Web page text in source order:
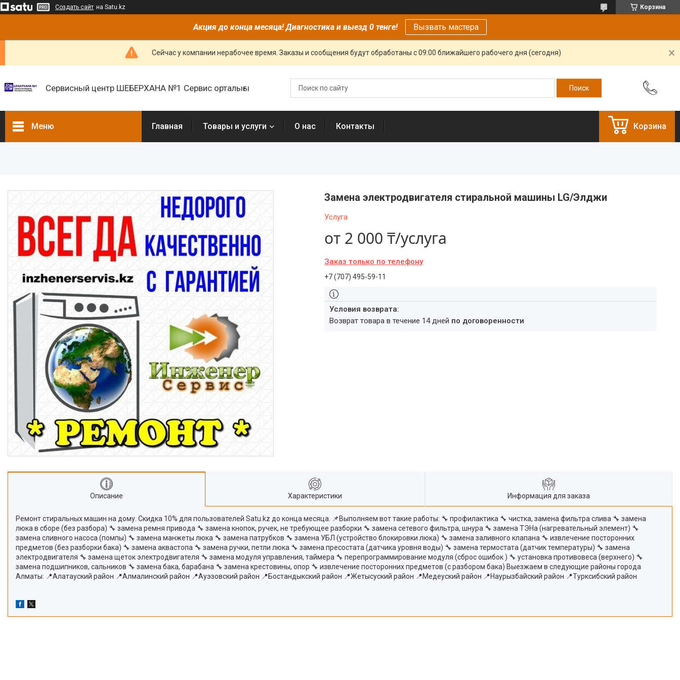
Создать сайт на Satu.kz Корзина
Акция до конца месяца! Диагностика и выезд 0 тенге! Вызвать мастера
Сейчас у компании нерабочее время. Заказы и сообщения будут обработаны с 09:00 ближайшего рабочего дня (сегодня)
Сервисный центр ШЕБЕРХАНА №1 Сервис орталығы
Меню Главная Товары и услуги О нас Контакты Корзина
Замена электродвигателя стиральной машины LG/Элджи
Услуга
от 2 000 ₸/услуга
Заказ только по телефону
+7 (707) 495-59-11
возврат товара в течение 14 дней по договоренности
Описание Характеристики Информация для заказа
Ремонт стиральных машин на дому. Скидка 10% для пользователей Satu.kz до конца месяца. 📌Выполняем вот такие работы: 🔧 профилактика 🔧 чистка, замена фильтра слива 🔧 замена
люка в сборе (без разбора) 🔧 замена ремня привода 🔧 замена кнопок, ручек, не требующее разборки 🔧 замена сетевого фильтра, шнура 🔧 замена ТЭНа (нагревательный элемент) 🔧
замена сливного насоса (помпы) 🔧 замена манжеты люка 🔧 замена патрубков 🔧 замена УБЛ (устройство блокировки люка) 🔧 замена заливного клапана 🔧 извлечение посторонних
предметов (без разборки бака) 🔧 замена аквастопа 🔧 замена ручки, петли люка 🔧 замена пресостата (датчика уровня воды) 🔧 замена термостата (датчик температуры) 🔧 замена
электродвигателя 🔧 замена щеток электродвигателя 🔧 замена модуля управления, таймера 🔧 перепрограммирование модуля (сброс ошибок ) 🔧 установка противовеса (верхнего) 🔧
замена подшипников, сальников 🔧 замена бака, барабана 🔧 замена крестовины, опор 🔧 извлечение посторонних предметов (с разбором бака) Выезжаем в следующие районы города
Алматы: 📍Алатауский район 📍Алмалинский район 📍Ауэзовский район 📍Бостандыкский район 📍Жетысуский район 📍Медеуский район 📍Наурызбайский район 📍Турксибский район